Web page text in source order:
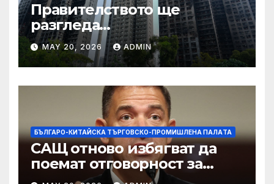
Правителството ще
разгледа
застрахователните
претенции на Wang Fuk
Court по план за обратно
изкупуване: Хоп
MAY 20, 2026 ADMIN
БЪЛГАРО-КИТАЙСКА ТЪРГОВСКО-ПРОМИШЛЕНА ПАЛAТА
САЩ отново избягват да
поемат отговорност за
нападението в училище в